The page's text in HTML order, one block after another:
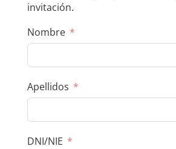
invitación.
Nombre
Apellidos
DNI/NIE